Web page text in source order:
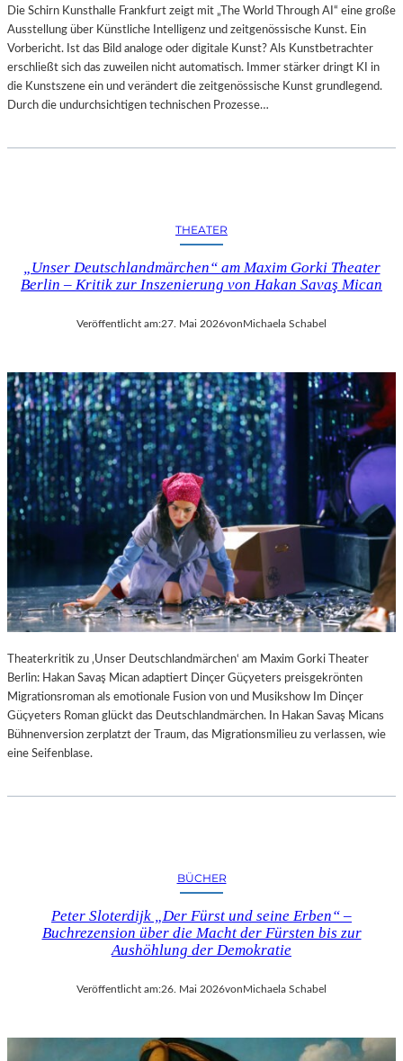
Die Schirn Kunsthalle Frankfurt zeigt mit „The World Through AI“ eine große
Ausstellung über Künstliche Intelligenz und zeitgenössische Kunst. Ein
Vorbericht. Ist das Bild analoge oder digitale Kunst? Als Kunstbetrachter
erschließt sich das zuweilen nicht automatisch. Immer stärker dringt KI in
die Kunstszene ein und verändert die zeitgenössische Kunst grundlegend.
Durch die undurchsichtigen technischen Prozesse…
THEATER
„Unser Deutschlandmärchen“ am Maxim Gorki Theater
Berlin – Kritik zur Inszenierung von Hakan Savaş Mican
Veröffentlicht am:27. Mai 2026vonMichaela Schabel
Theaterkritik zu ‚Unser Deutschlandmärchen‘ am Maxim Gorki Theater
Berlin: Hakan Savaş Mican adaptiert Dinçer Güçyeters preisgekrönten
Migrationsroman als emotionale Fusion von und Musikshow Im Dinçer
Güçyeters Roman glückt das Deutschlandmärchen. In Hakan Savaş Micans
Bühnenversion zerplatzt der Traum, das Migrationsmilieu zu verlassen, wie
eine Seifenblase.
BÜCHER
Peter Sloterdijk „Der Fürst und seine Erben“ –
Buchrezension über die Macht der Fürsten bis zur
Aushöhlung der Demokratie
Veröffentlicht am:26. Mai 2026vonMichaela Schabel